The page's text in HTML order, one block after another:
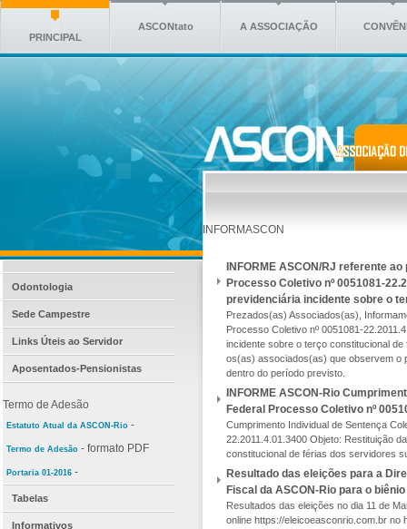
PRINCIPAL
ASCONtato A ASSOCIAÇÃO
Odontologia
Sede Campestre
Links Úteis ao Servidor
Aposentados-Pensionistas
Termo de Adesão
Estatuto Atual da ASCON-Rio -
Termo de Adesão - formato PDF
Portaria 01-2016 -
Tabelas
Informativos
INFORMASCON
INFORME ASCON/RJ referente
Processo Coletivo nº 0051081-
previdenciária incidente sobre o
Prezados(as) Associados(as),
Processo Coletivo nº 0051081-
incidente sobre o terço constitucional
os(as) associados(as) que observem o
dentro do período previsto.
INFORME ASCON-Rio
Federal Processo Coletivo nº
Cumprimento Individual de Sentença
22.2011.4.01.3400 Objeto: Restituição
constitucional de férias dos servidores
Resultado das eleições para a
Fiscal da ASCON-Rio para o
Resultados das eleições no dia 11 de
online https://eleicoeasconrio.com.br no